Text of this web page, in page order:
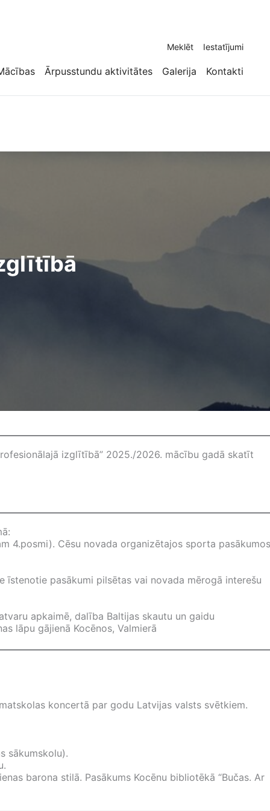
Meklēt Iestatījumi
Ārpusstundu aktivitātes Galerija Kontakti
izglītībā” 2025./2026. mācību gadā skatīt
4.posmi). Cēsu novada organizētajos sporta pasākumos
īstenotie pasākumi pilsētas vai novada mērogā interešu
apkaimē, dalība Baltijas skautu un gaidu
lāpu gājienā Kocēnos, Valmierā
koncertā par godu Latvijas valsts svētkiem.
sākumskolu).
barona stilā. Pasākums Kocēnu bibliotēkā “Bučas. Ar